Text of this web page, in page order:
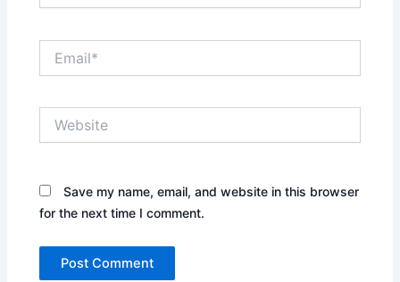
Save my name, email, and website in this browser
for the next time I comment.